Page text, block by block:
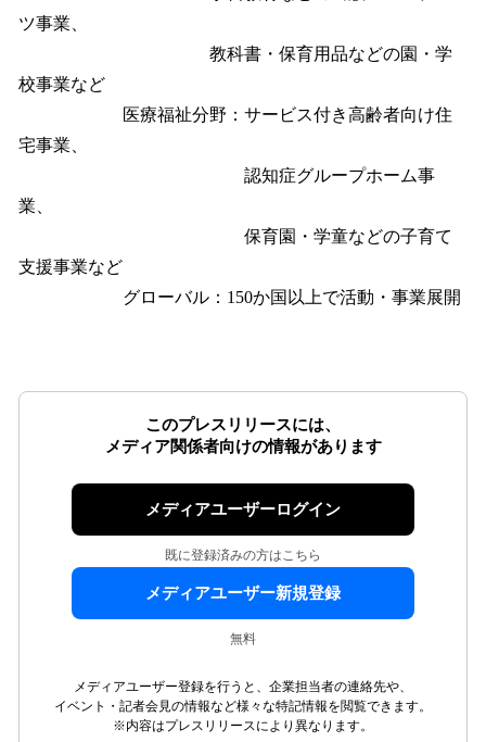
ツ事業、
教科書・保育用品などの園・学
校事業など
医療福祉分野：サービス付き高齢者向け住
宅事業、
認知症グループホーム事
業、
保育園・学童などの子育て
支援事業など
グローバル：150か国以上で活動・事業展開
このプレスリリースには、
メディア関係者向けの情報があります
メディアユーザーログイン
既に登録済みの方はこちら
メディアユーザー新規登録
無料
メディアユーザー登録を行うと、企業担当者の連絡先や、
イベント・記者会見の情報など様々な特記情報を閲覧できます。
※内容はプレスリリースにより異なります。